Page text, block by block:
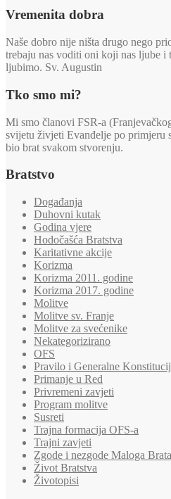
Vremenita dobra
Naše dobro nije ništa drugo nego
trebaju nas voditi oni koji nas ljube i
ljubimo. Sv. Augustin
Tko smo mi?
Mi smo članovi FSR-a
svijetu živjeti Evanđelje po primjeru
bio brat svakom stvorenju.
Bratstvo
Događanja
Duhovni kutak
Godina vjere
Hodočašća Bratstva
Karitativne akcije
Korizma
Korizma 2011. godine
Korizma 2017. godine
Molitve
Molitve sv. Franje
Molitve za svećenike
Nekategorizirano
OFS
Pravilo i Generalne
Primanje u Red
Privremeni zavjeti
Program molitve
Susreti
Trajna formacija OFS-a
Trajni zavjeti
Zgode i nezgode Maloga Brata
Život Bratstva
Životopisi